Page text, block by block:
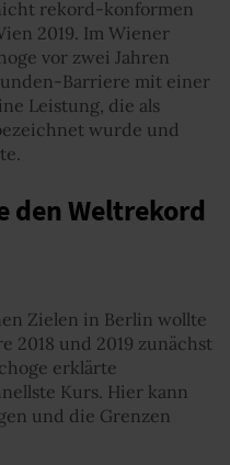
rekord-konformen
2019. Im Wiener
vor zwei Jahren
Barriere mit einer
Leistung, die als
wurde und
den Weltrekord
Zielen in Berlin wollte
2018 und 2019 zunächst
erklärte
Kurs. Hier kann
und die Grenzen